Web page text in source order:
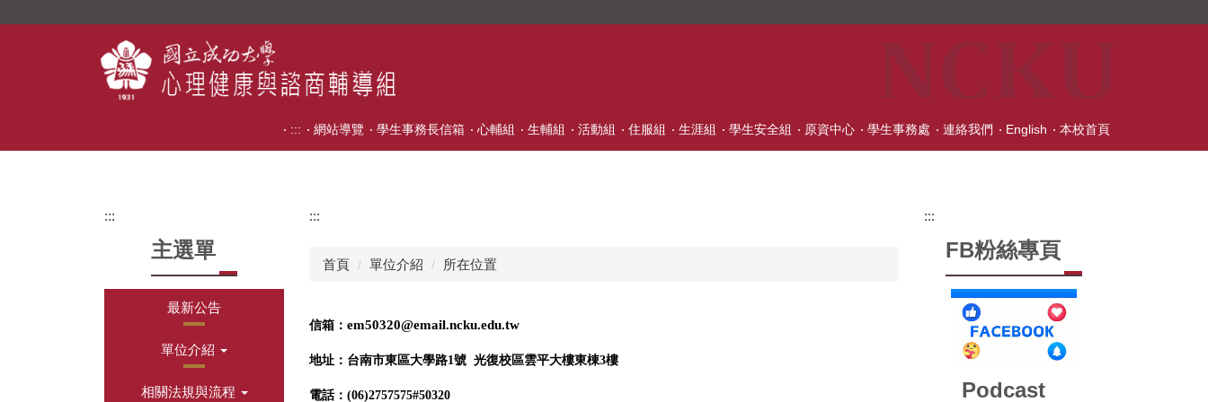
::: 網站導覽 學生事務長信箱 心輔組 生輔組 活動組 住服組 生涯組 學生安全組 原資中心 學生事務處 連絡我們 English 本校首頁
:::
主選單
最新公告
單位介紹
相關法規與流程
:::
首頁 單位介紹 所在位置
信箱： em50320@email.ncku.edu.tw
地址：台南市東區大學路1號 光復校區雲平大樓東棟3樓
電話： (06)2757575#50320
:::
FB粉絲專頁
Podcast